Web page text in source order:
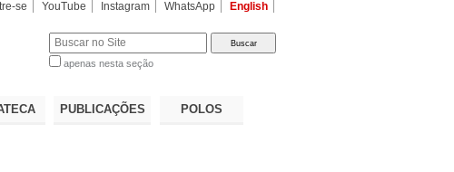
se YouTube Instagram WhatsApp English
apenas nesta seção
PUBLICAÇÕES POLOS